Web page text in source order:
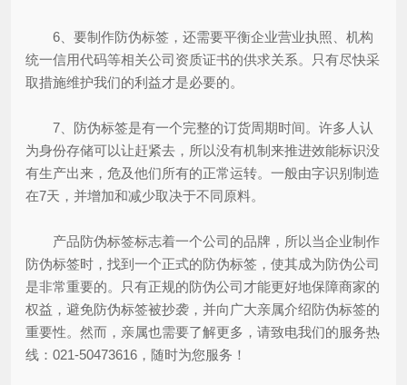
6、要制作防伪标签，还需要平衡企业营业执照、机构
统一信用代码等相关公司资质证书的供求关系。只有尽快采
取措施维护我们的利益才是必要的。
7、防伪标签是有一个完整的订货周期时间。许多人认
为身份存储可以让赶紧去，所以没有机制来推进效能标识没
有生产出来，危及他们所有的正常运转。一般由字识别制造
在7天，并增加和减少取决于不同原料。
产品防伪标签标志着一个公司的品牌，所以当企业制作
防伪标签时，找到一个正式的防伪标签，使其成为防伪公司
是非常重要的。只有正规的防伪公司才能更好地保障商家的
权益，避免防伪标签被抄袭，并向广大亲属介绍防伪标签的
重要性。然而，亲属也需要了解更多，请致电我们的服务热
线：021-50473616，随时为您服务！